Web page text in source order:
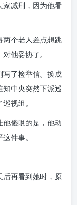
家减刑，因为他看
两个老人差点想跳
他妥协了。
写了检举信。换成
知中央突然下派巡
视组。
他傻眼的是，他动
件事。
后再看到她时，原